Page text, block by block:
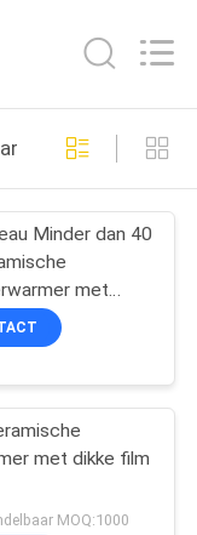
128
40
Minder dan 40
met
van aluminium
voor hoge
met dikke film
MOQ:1000